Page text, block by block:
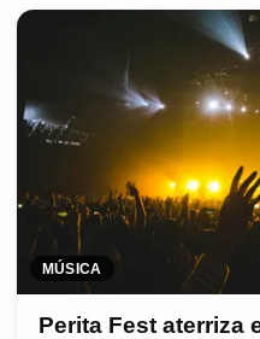
MÚSICA
Perita Fest aterriza